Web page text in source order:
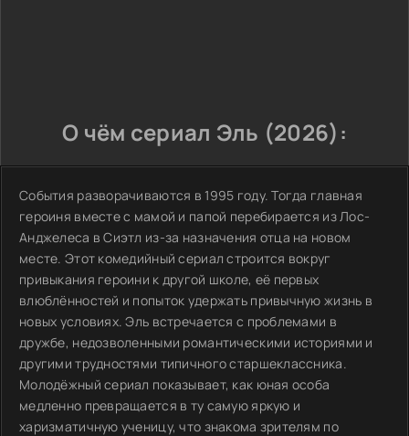
О чём сериал Эль (2026):
События разворачиваются в 1995 году. Тогда главная
героиня вместе с мамой и папой перебирается из Лос-
Анджелеса в Сиэтл из-за назначения отца на новом
месте. Этот комедийный сериал строится вокруг
привыкания героини к другой школе, её первых
влюблённостей и попыток удержать привычную жизнь в
новых условиях. Эль встречается с проблемами в
дружбе, недозволенными романтическими историями и
другими трудностями типичного старшеклассника.
Молодёжный сериал показывает, как юная особа
медленно превращается в ту самую яркую и
харизматичную ученицу, что знакома зрителям по